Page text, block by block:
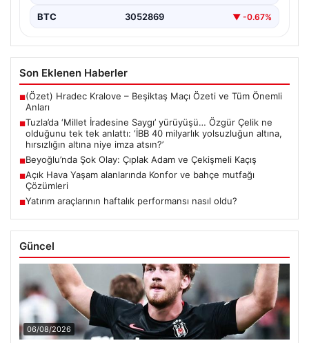
BTC 3052869 ▼ -0.67%
Son Eklenen Haberler
■(Özet) Hradec Kralove – Beşiktaş Maçı Özeti ve Tüm Önemli
Anları
■Tuzla’da ‘Millet İradesine Saygı’ yürüyüşü… Özgür Çelik ne
olduğunu tek tek anlattı: ‘İBB 40 milyarlık yolsuzluğun altına,
hırsızlığın altına niye imza atsın?’
■Beyoğlu’nda Şok Olay: Çıplak Adam ve Çekişmeli Kaçış
■Açık Hava Yaşam alanlarında Konfor ve bahçe mutfağı
Çözümleri
■Yatırım araçlarının haftalık performansı nasıl oldu?
Güncel
06/08/2026